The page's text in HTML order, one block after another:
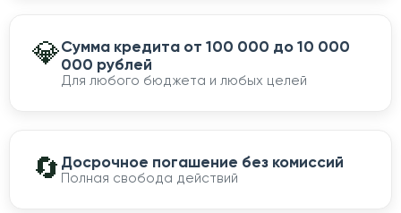
💎Сумма кредита от 100 000 до 10 000
000 рублей
Для любого бюджета и любых целей
🔄 Досрочное погашение без комиссий
Полная свобода действий